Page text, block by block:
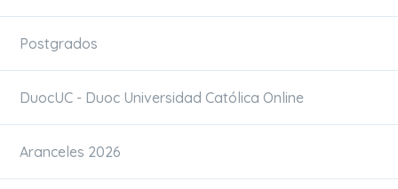
Postgrados
DuocUC - Duoc Universidad Católica Online
Aranceles 2026